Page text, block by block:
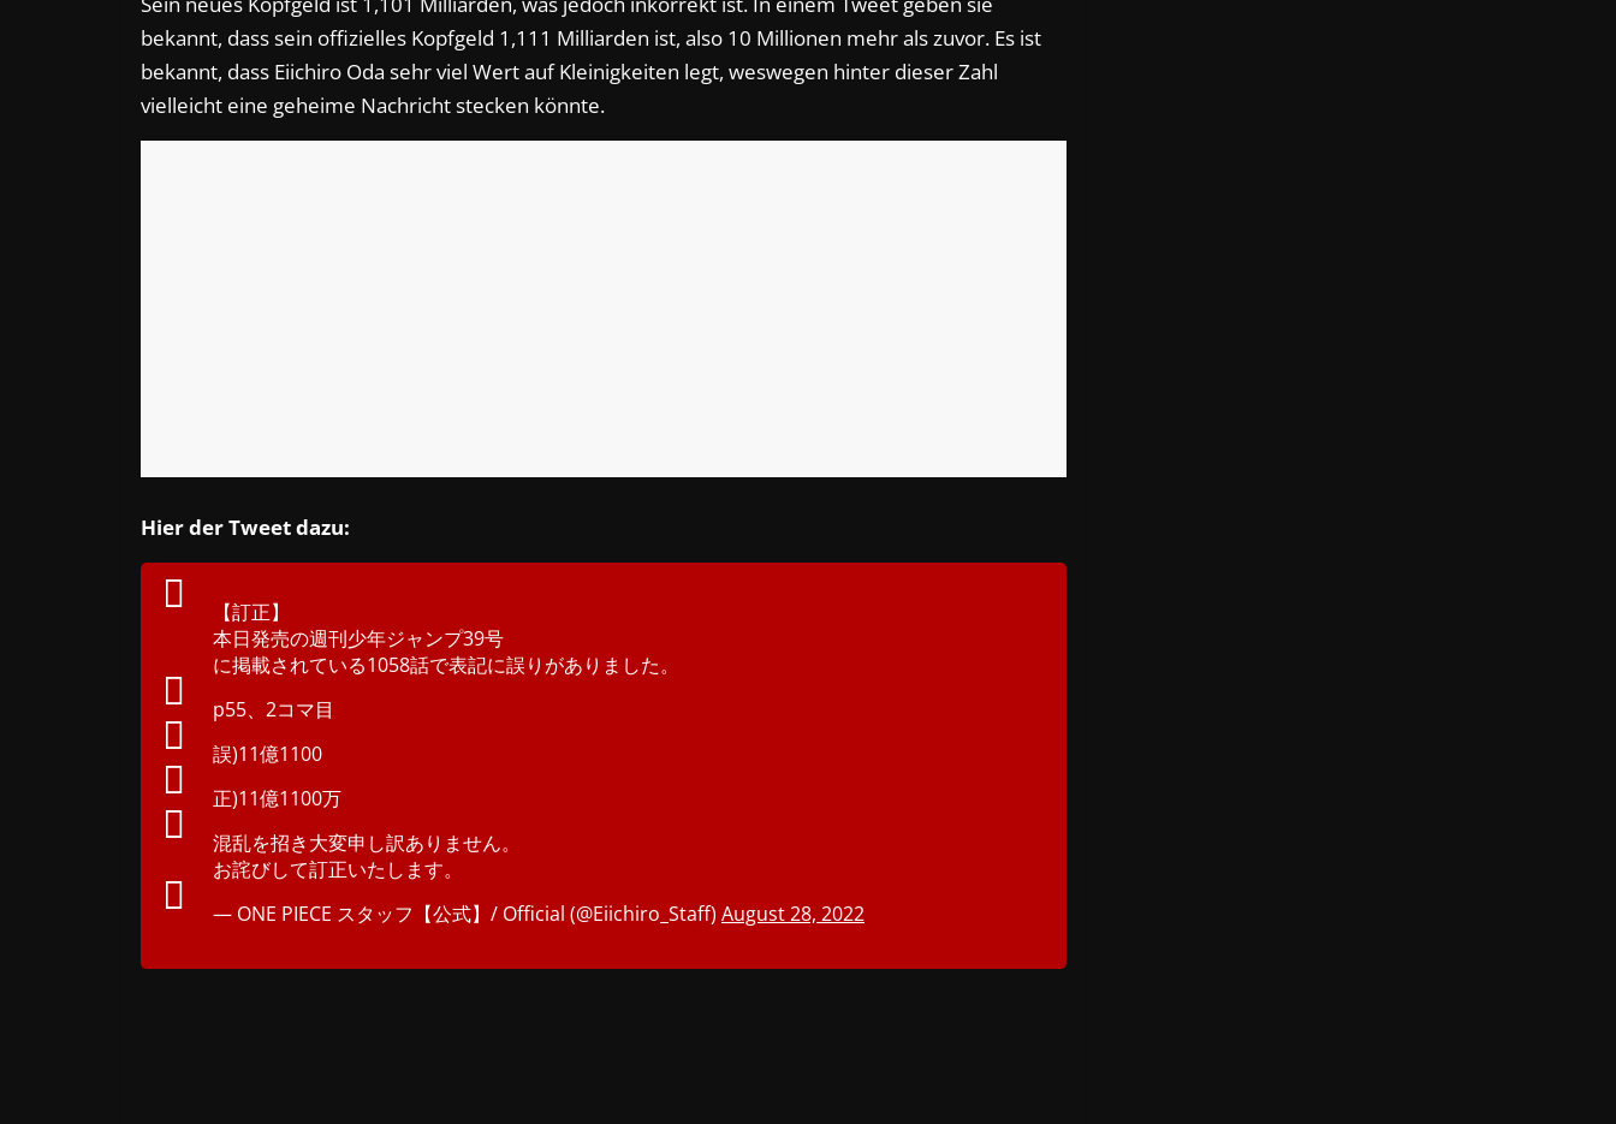
bekannt, dass sein offizielles Kopfgeld 1,111 Milliarden ist, also 10 Millionen mehr als zuvor. Es ist
bekannt, dass Eiichiro Oda sehr viel Wert auf Kleinigkeiten legt, weswegen hinter dieser Zahl
vielleicht eine geheime Nachricht stecken könnte.
Hier der Tweet dazu:
【訂正】
本日発売の週刊少年ジャンプ39号
に掲載されている1058話で表記に誤りがありました。
p55、2コマ目
誤)11億1100
正)11億1100万
混乱を招き大変申し訳ありません。
お詫びして訂正いたします。
— ONE PIECE スタッフ【公式】/ Official (@Eiichiro_Staff) August 28, 2022